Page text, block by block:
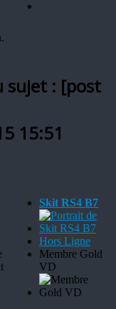
sujet : [post
15:51
Skit RS4 B7
Hors Ligne
Membre Gold
VD